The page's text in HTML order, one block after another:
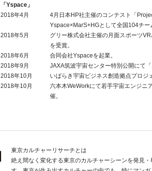
「Yspace」
2018年4月
4月日本HP社主催のコンテスト「
Yspace×MarS+HGとして全国104チー
2018年5月
グリー株式会社主催の月面スポーツ
を受賞。
2018年6月
合同会社Yspaceを起業。
2018年9月
JAXA筑波宇宙センター特別公開にて
2018年10月
いばらき宇宙ビジネス創造拠点プロジ
2018年10月
六本木WeWorkにて若手宇宙エンジニ
催。
東京カルチャーリサーチとは
絶え間なく変化する東京のカルチャーシーンを発見